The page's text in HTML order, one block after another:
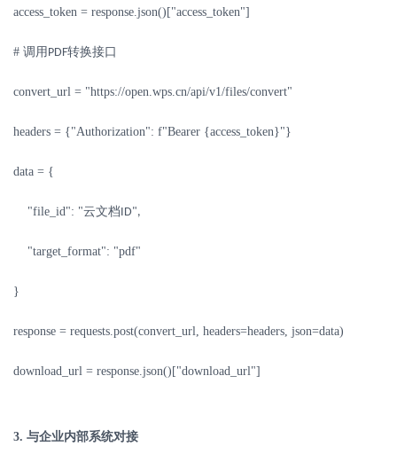
access_token = response.json()["access_token"]
# 调用 PDF转换接口
convert_url = "https://open.wps.cn/api/v1/files/convert"
headers = {"Authorization": f"Bearer {access_token}"}
data = {
"file_id": "云文档ID",
"target_format": "pdf"
}
response = requests.post(convert_url, headers=headers, json=data)
download_url = response.json()["download_url"]
3. 与企业内部系统对接